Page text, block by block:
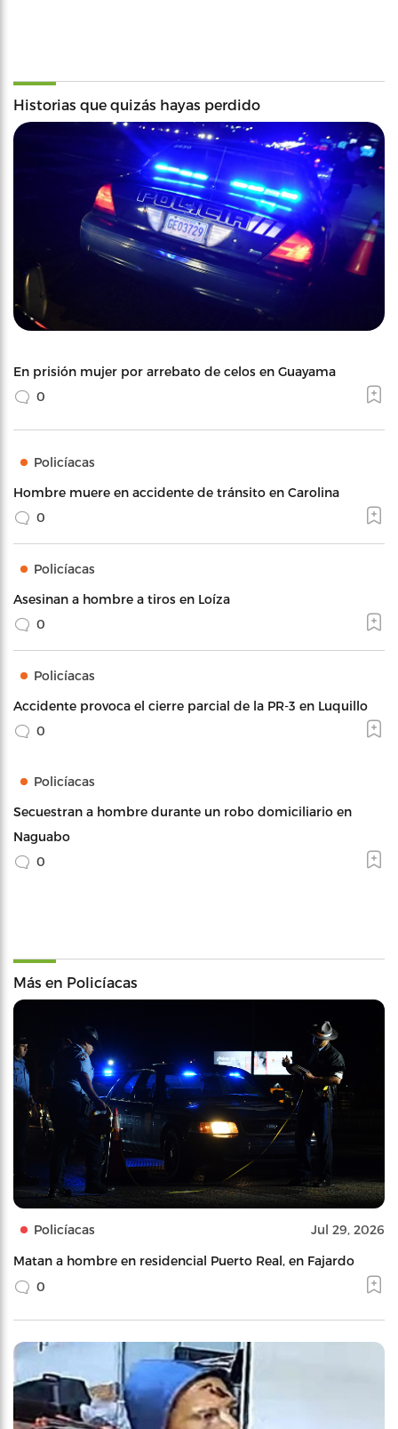
Historias que quizás hayas perdido
En prisión mujer por arrebato de celos en Guayama
0
Policíacas
Hombre muere en accidente de tránsito en Carolina
0
Policíacas
Asesinan a hombre a tiros en Loíza
0
Policíacas
Accidente provoca el cierre parcial de la PR-3 en Luquillo
0
Policíacas
Secuestran a hombre durante un robo domiciliario en
Naguabo
0
Más en Policíacas
Policíacas Jul 29, 2026
Matan a hombre en residencial Puerto Real, en Fajardo
0